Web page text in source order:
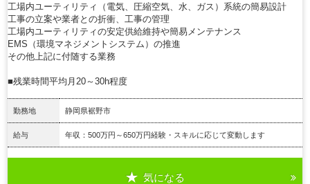
工場内ユーティリティ（電気、圧縮空気、水、ガス）系統の簡易設計
工事の立案や業者との折衝、工事の管理
工場内ユーティリティの安定供給維持や簡易メンテナンス
EMS（環境マネジメントシステム）の推進
その他上記に付随する業務
■残業時間平均月20～30h程度
勤務地 静岡県裾野市
給与 年収：500万円～650万円経験・スキルに応じて変動します
気になる